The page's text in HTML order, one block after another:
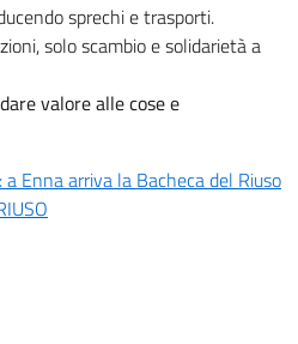
sprechi e trasporti.
solo scambio e solidarietà a
valore alle cose e
Enna arriva la Bacheca del Riuso